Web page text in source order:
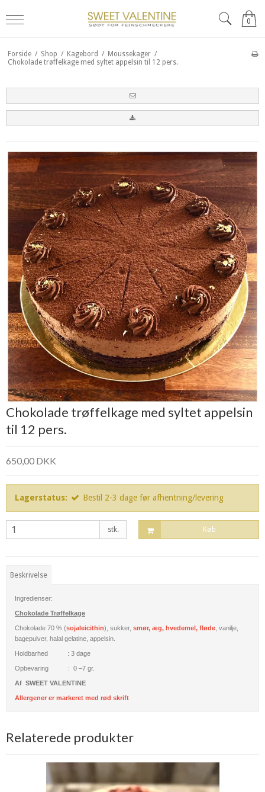
0
Forside / Shop / Kagebord / Moussekager /
Chokolade trøffelkage med syltet appelsin til 12 pers.
Chokolade trøffelkage med syltet appelsin
til 12 pers.
650,00 DKK
Lagerstatus: Bestil 2-3 dage før afhentning/levering
stk. Køb
Beskrivelse
Ingredienser:
Chokolade Trøffelkage
Chokolade 70 % (sojaleicithin), sukker, smør, æg, hvedemel, fløde , vanilje,
bagepulver, halal gelatine, appelsin.
Holdbarhed : 3 dage
Opbevaring : 0 –7 gr.
Af SWEET VALENTINE
Allergener er markeret med rød skrift
Relaterede produkter